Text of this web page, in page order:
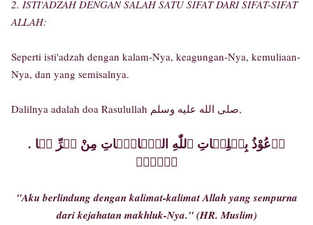
2. ISTI'ADZAH DENGAN SALAH SATU SIFAT DARI SIFAT-SIFAT
ALLAH:
Seperti isti'adzah dengan kalam-Nya, keagungan-Nya, kemuliaan-
Nya, dan yang semisalnya.
Dalilnya adalah doa Rasulullah صلى الله عليه وسلم,
. أٙعُوْذُ بِكٙلِمٙاتِ ٱللّٰهِ التّٙامّٙاتِ مِنْ شٙرِّ مٙا
خٙلٙقٙ
"Aku berlindung dengan kalimat-kalimat Allah yang sempurna
dari kejahatan makhluk-Nya." (HR. Muslim)